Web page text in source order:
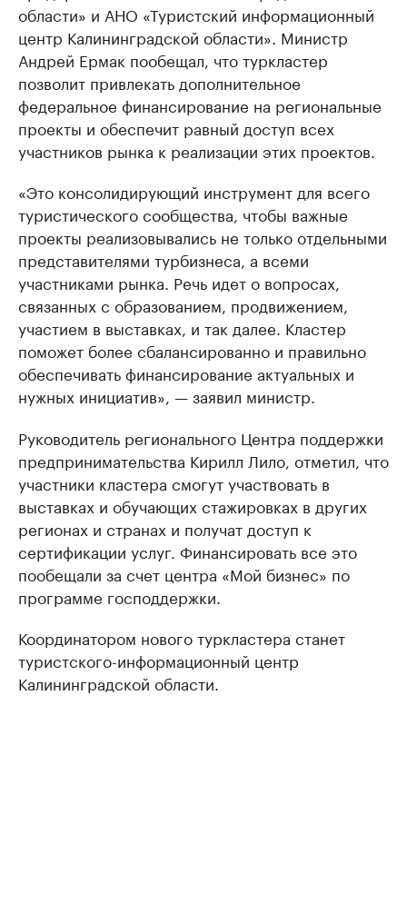
области» и АНО «Туристский информационный
центр Калининградской области». Министр
Андрей Ермак пообещал, что туркластер
позволит привлекать дополнительное
федеральное финансирование на региональные
проекты и обеспечит равный доступ всех
участников рынка к реализации этих проектов.
«Это консолидирующий инструмент для всего
туристического сообщества, чтобы важные
проекты реализовывались не только отдельными
представителями турбизнеса, а всеми
участниками рынка. Речь идет о вопросах,
связанных с образованием, продвижением,
участием в выставках, и так далее. Кластер
поможет более сбалансированно и правильно
обеспечивать финансирование актуальных и
нужных инициатив», — заявил министр.
Руководитель регионального Центра поддержки
предпринимательства Кирилл Лило, отметил, что
участники кластера смогут участвовать в
выставках и обучающих стажировках в других
регионах и странах и получат доступ к
сертификации услуг. Финансировать все это
пообещали за счет центра «Мой бизнес» по
программе господдержки.
Координатором нового туркластера станет
туристского-информационный центр
Калининградской области.